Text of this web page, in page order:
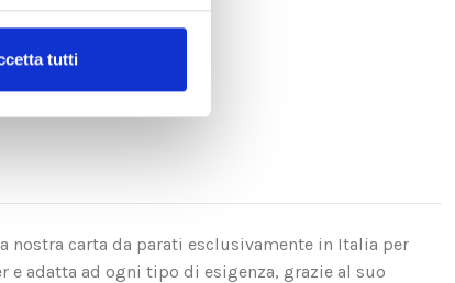
tutti
nostra carta da parati esclusivamente in Italia per
e adatta ad ogni tipo di esigenza, grazie al suo